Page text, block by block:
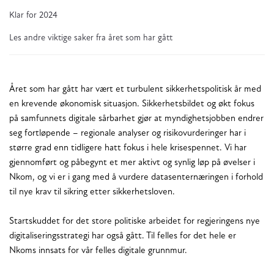
Klar for 2024
Les andre viktige saker fra året som har gått
Året som har gått har vært et turbulent sikkerhetspolitisk år med
en krevende økonomisk situasjon. Sikkerhetsbildet og økt fokus
på samfunnets digitale sårbarhet gjør at myndighetsjobben endrer
seg fortløpende – regionale analyser og risikovurderinger har i
større grad enn tidligere hatt fokus i hele krisespennet. Vi har
gjennomført og påbegynt et mer aktivt og synlig løp på øvelser i
Nkom, og vi er i gang med å vurdere datasenternæringen i forhold
til nye krav til sikring etter sikkerhetsloven.
Startskuddet for det store politiske arbeidet for regjeringens nye
digitaliseringsstrategi har også gått. Til felles for det hele er
Nkoms innsats for vår felles digitale grunnmur.